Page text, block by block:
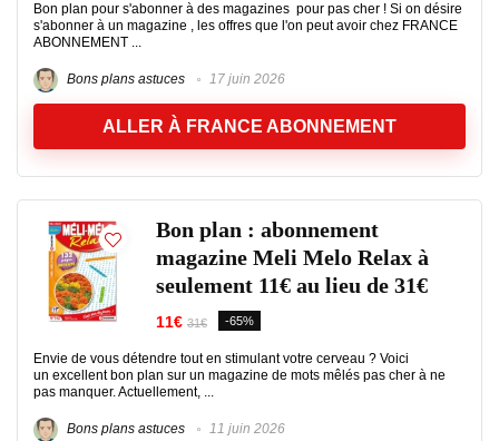
Bon plan pour s'abonner à des magazines pour pas cher ! Si on désire
s'abonner à un magazine , les offres que l'on peut avoir chez FRANCE
ABONNEMENT ...
Bons plans astuces 17 juin 2026
ALLER À FRANCE ABONNEMENT
Bon plan : abonnement
magazine Meli Melo Relax à
seulement 11€ au lieu de 31€
11€ 31€ -65%
Envie de vous détendre tout en stimulant votre cerveau ? Voici
un excellent bon plan sur un magazine de mots mêlés pas cher à ne
pas manquer. Actuellement, ...
Bons plans astuces 11 juin 2026